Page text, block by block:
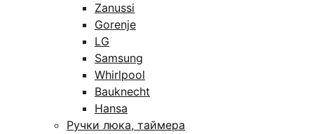
Zanussi
Gorenje
LG
Samsung
Whirlpool
Bauknecht
Hansa
Ручки люка, таймера